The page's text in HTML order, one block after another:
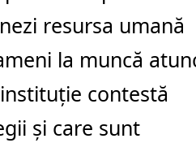
resursa umană
la muncă
contestă
și care sunt